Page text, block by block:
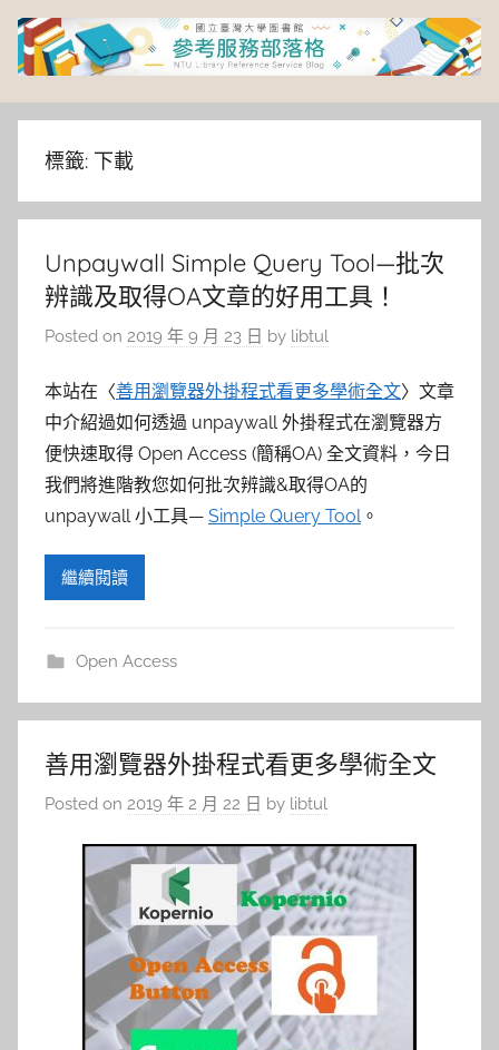
Skip
content
臺
灣
大
學
圖
書
館
參
考
服
務
部
落
標籤: 下載
Unpaywall Simple Query Tool—批次
辨識及取得OA文章的好用工具！
Posted on 2019 年 9 月 23 日 by libtul
本站在〈善用瀏覽器外掛程式看更多學術全文〉文章
中介紹過如何透過 unpaywall 外掛程式在瀏覽器方
便快速取得 Open Access (簡稱OA) 全文資料，今日
我們將進階教您如何批次辨識&取得OA的
unpaywall 小工具— Simple Query Tool。
繼續閱讀
Open Access
善用瀏覽器外掛程式看更多學術全文
Posted on 2019 年 2 月 22 日 by libtul